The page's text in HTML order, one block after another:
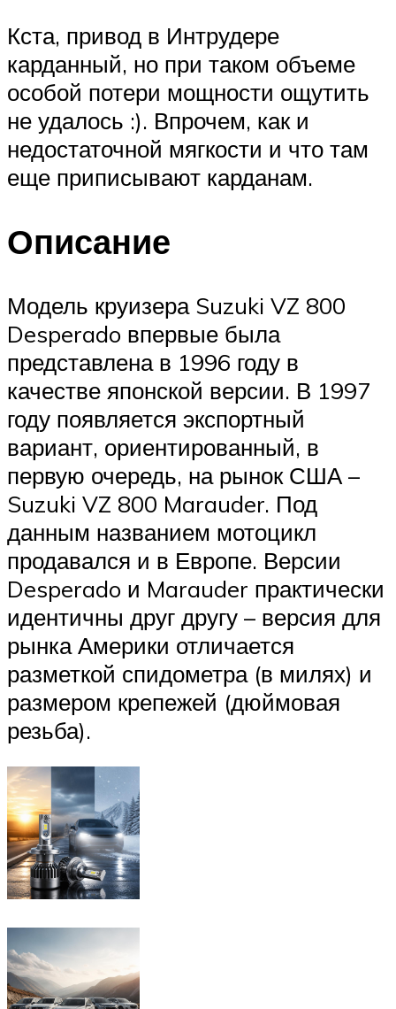
Кста, привод в Интрудере
карданный, но при таком объеме
особой потери мощности ощутить
не удалось :). Впрочем, как и
недостаточной мягкости и что там
еще приписывают карданам.
Описание
Модель круизера Suzuki VZ 800
Desperado впервые была
представлена в 1996 году в
качестве японской версии. В 1997
году появляется экспортный
вариант, ориентированный, в
первую очередь, на рынок США –
Suzuki VZ 800 Marauder. Под
данным названием мотоцикл
продавался и в Европе. Версии
Desperado и Marauder практически
идентичны друг другу – версия для
рынка Америки отличается
разметкой спидометра (в милях) и
размером крепежей (дюймовая
резьба).